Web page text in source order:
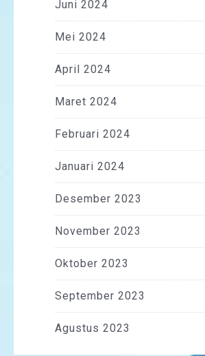
Juni 2024
Mei 2024
April 2024
Maret 2024
Februari 2024
Januari 2024
Desember 2023
November 2023
Oktober 2023
September 2023
Agustus 2023